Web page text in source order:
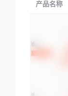
产品名称